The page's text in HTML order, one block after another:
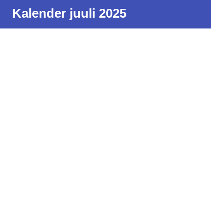
Kalender juuli 2025